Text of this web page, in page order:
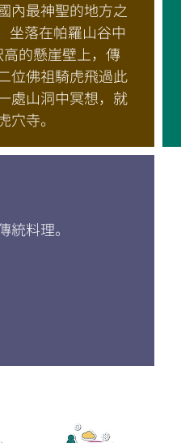
內最神聖的地方之
坐落在帕羅山谷中
的懸崖壁上，傳
位佛祖騎虎飛過此
處山洞中冥想，就
穴寺。
統料理。